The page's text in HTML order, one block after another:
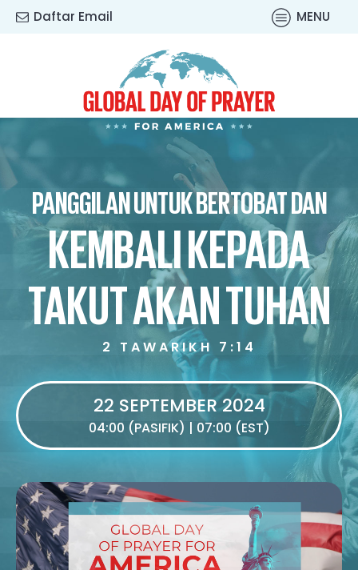
Daftar Email MENU
PANGGILAN UNTUK BERTOBAT DAN
KEMBALI KEPADA
TAKUT AKAN TUHAN
2 TAWARIKH 7:14
22 SEPTEMBER 2024
04:00 (PASIFIK) | 07:00 (EST)